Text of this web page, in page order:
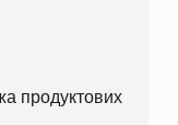
продуктових